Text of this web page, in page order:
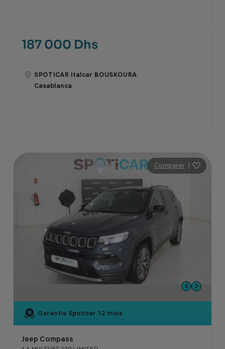
187 000 Dhs
SPOTICAR Italcar BOUSKOURA
Casablanca
Comparer |
Garantie Spoticar 12 mois
Jeep Compass